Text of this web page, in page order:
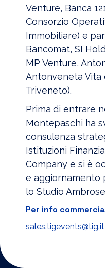
Venture, Banca
Consorzio
Immobiliare) e
Bancomat, SI
MP Venture,
Antonveneta Vita
Triveneto).
Prima di entrare
Montepaschi ha
consulenza
Istituzioni
Company e si è
e aggiornamento
lo Studio
Per info
sales.tigevents@tig.it